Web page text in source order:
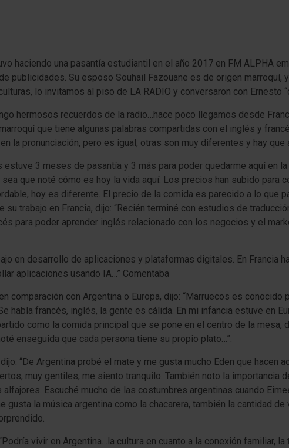
haciendo una pasantía estudiantil en el año 2017 en FM ALPHA
publicidades. Su esposo Souhail Fazouane es de origen marroquí,
lo invitamos al piso de LA RADIO y conversaron con Ernesto
hermosos recuerdos de la radio…hace poco llegamos desde
que tiene algunas palabras compartidas con el inglés y
la pronunciación, pero es igual, otras son muy diferentes y hay que
estuve 3 meses de pasantía y 3 más para poder quedarme aquí en
que noté cómo es hoy la vida aquí. Los precios han subido para
hoy es diferente. El precio de la comida es parecido a lo que
trabajo en Francia, dijo: “Recién terminé con estudios de
para poder aprender inglés relacionado con los negocios y el
en desarrollo de aplicaciones y plataformas digitales. En Francia
aplicaciones usando IA…” Comentaba
comparación con Argentina o Europa, dijo: “Marruecos es conocido
habla francés, inglés, la gente es cálida. En mi infancia estuve en
como la comida principal que se pone en el centro de la mesa,
enseguida que cada persona tiene su propio plato…”.
“De Argentina probé el mate y me gusta mucho Eden que hacen
muy gentiles, me siento tranquilo. También noto la importancia
Escuché mucho de las costumbres argentinas cuando
gusta la música argentina como la chacarera, también la cantidad
vivir en Argentina…la cultura en cuanto a la conexión familiar,